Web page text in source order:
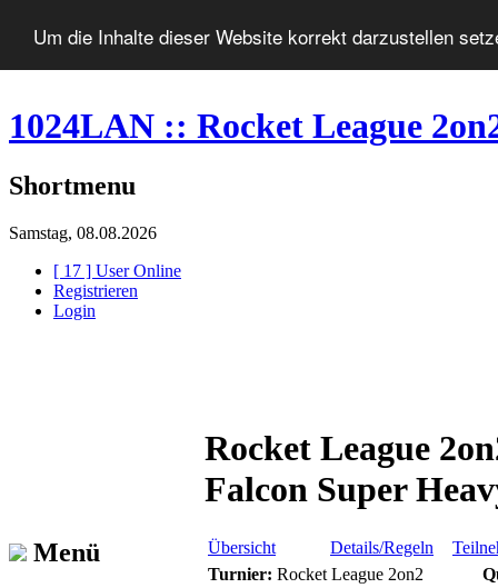
Um die Inhalte dieser Website korrekt darzustellen
1024LAN :: Rocket League
Shortmenu
Samstag, 08.08.2026
[ 17 ] User Online
Registrieren
Login
Menü
Rocket League
Falcon Super
Übersicht Details/Regeln
Turnier: Rocket League 2on2